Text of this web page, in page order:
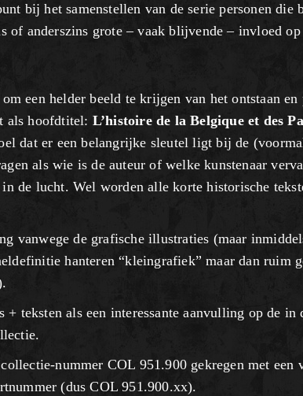
bij het samenstellen van de serie personen die
of anderszins grote – vaak blijvende – invloed
een helder beeld te krijgen van het ontstaan en
als hoofdtitel: L’histoire de la Belgique et des
dat er een belangrijke sleutel ligt bij de
als wie is de auteur of welke kunstenaar
de lucht. Wel worden alle korte historische
vanwege de grafische illustraties (maar
hanteren “kleingrafiek” maar dan ruim
+ teksten als een interessante aanvulling op de
nummer COL 951.900 gekregen met een
(dus COL 951.900.xx).